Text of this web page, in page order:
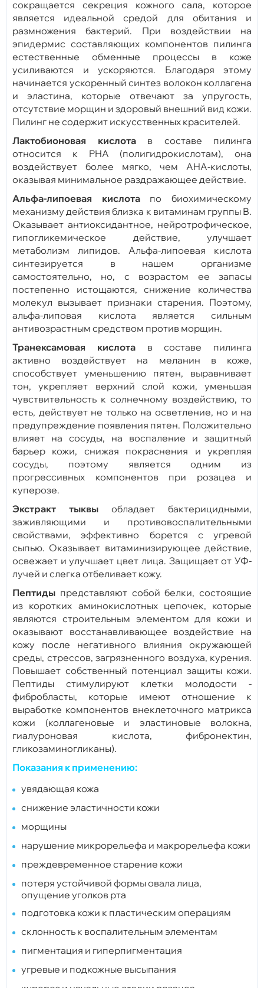
сокращается секреция кожного сала, которое
является идеальной средой для обитания и
размножения бактерий. При воздействии на
эпидермис составляющих компонентов пилинга
естественные обменные процессы в коже
усиливаются и ускоряются. Благодаря этому
начинается ускоренный синтез волокон коллагена
и эластина, которые отвечают за упругость,
отсутствие морщин и здоровый внешний вид кожи.
Пилинг не содержит искусственных красителей.
Лактобионовая кислотав составе пилинга
относится к PHA (полигидрокислотам), она
воздействует более мягко, чем AHA-кислоты,
оказывая минимальное раздражающее действие.
Альфа-липоевая кислотапо биохимическому
механизму действия близка к витаминам группы В.
Оказывает антиоксидантное, нейротрофическое,
гипогликемическое действие, улучшает
метаболизм липидов. Альфа-липоевая кислота
синтезируется в нашем организме
самостоятельно, но, с возрастом ее запасы
постепенно истощаются, снижение количества
молекул вызывает признаки старения. Поэтому,
альфа-липовая кислота является сильным
антивозрастным средством против морщин.
Транексамовая кислотав составе пилинга
активно воздействует на меланин в коже,
способствует уменьшению пятен, выравнивает
тон, укрепляет верхний слой кожи, уменьшая
чувствительность к солнечному воздействию, то
есть, действует не только на осветление, но и на
предупреждение появления пятен. Положительно
влияет на сосуды, на воспаление и защитный
барьер кожи, снижая покраснения и укрепляя
сосуды, поэтому является одним из
прогрессивных компонентов при розацеа и
куперозе.
Экстракт тыквы обладает бактерицидными,
заживляющими и противовоспалительными
свойствами, эффективно борется с угревой
сыпью. Оказывает витаминизирующее действие,
oсвежает и улучшает цвет лица. Защищает от УФ-
лучей и слегка отбеливает кожу.
Пептиды представляют собой белки, состоящие
из коротких аминокислотных цепочек, которые
являются строительным элементом для кожи и
оказывают восстанавливающее воздействие на
кожу после негативного влияния окружающей
среды, стрессов, загрязненного воздуха, курения.
Повышает собственный потенциал защиты кожи.
Пептиды стимулируют клетки молодости -
фибробласты, которые имеют отношение к
выработке компонентов внеклеточного матрикса
кожи (коллагеновые и эластиновые волокна,
гиалуроновая кислота, фибронектин,
гликозаминогликаны).
Показания к применению:
увядающая кожа
снижение эластичности кожи
морщины
нарушение микрорельефа и макрорельефа кожи
преждевременное старение кожи
потеря устойчивой формы овала лица,
опущение уголков рта
подготовка кожи к пластическим операциям
склонность к воспалительным элементам
пигментация и гиперпигментация
угревые и подкожные высыпания